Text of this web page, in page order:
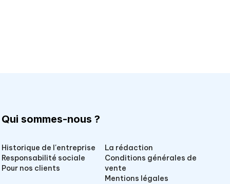
Qui sommes-nous ?
Historique de l'entreprise
Responsabilité sociale
Pour nos clients
La rédaction
Conditions générales de
vente
Mentions légales